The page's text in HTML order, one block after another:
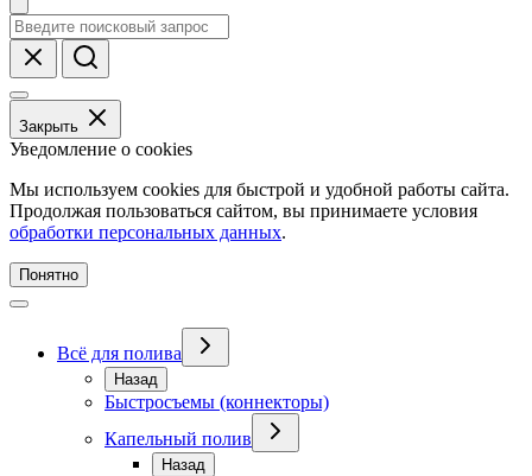
Закрыть
Уведомление о cookies
Мы используем cookies для быстрой и удобной работы сайта.
Продолжая пользоваться сайтом, вы принимаете условия
обработки персональных данных.
Понятно
Всё для полива
Назад
Быстросъемы (коннекторы)
Капельный полив
Назад